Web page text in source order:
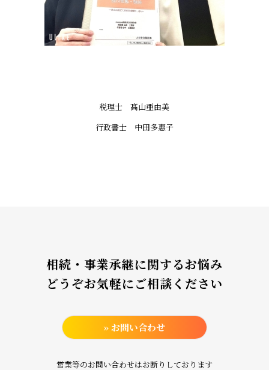
税理士 髙山亜由美
行政書士 中田多惠子
相続・事業承継に関するお悩み
どうぞお気軽にご相談ください
» お問い合わせ
営業等のお問い合わせはお断りしております